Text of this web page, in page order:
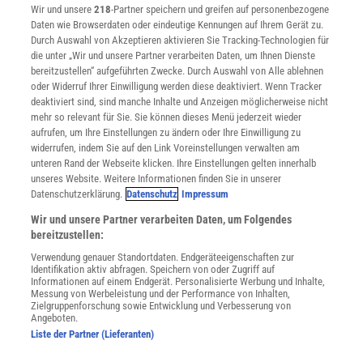
Widerruf
INFO
Mediadaten
Datenschutz
Nutzungsbedingungen
Cookie-Einstellungen
Utiq verwalten
Nutzungsbasierte Onlinewerbung
Alle Artikel
Impressum
Angebote für Schulen
Angebote für Institutionen
Sprachen lernen mit Gymglish
Lexika
Für Spektrum schreiben
Zugänglichkeitserklärung
WEBSEITEN
Wir und unsere218-Partner speichern und greifen auf personenbezogene
Daten wie Browserdaten oder eindeutige Kennungen auf Ihrem Gerät zu.
Durch Auswahl von Akzeptieren aktivieren Sie Tracking-Technologien für
die unter „Wir und unsere Partner verarbeiten Daten, um Ihnen Dienste
bereitzustellen“ aufgeführten Zwecke. Durch Auswahl von Alle ablehnen
oder Widerruf Ihrer Einwilligung werden diese deaktiviert. Wenn Tracker
deaktiviert sind, sind manche Inhalte und Anzeigen möglicherweise nicht
mehr so relevant für Sie. Sie können dieses Menü jederzeit wieder
aufrufen, um Ihre Einstellungen zu ändern oder Ihre Einwilligung zu
widerrufen, indem Sie auf den Link Voreinstellungen verwalten am
unteren Rand der Webseite klicken. Ihre Einstellungen gelten innerhalb
unseres Website. Weitere Informationen finden Sie in unserer
Datenschutzerklärung. Datenschutz Impressum
Wir und unsere Partner verarbeiten Daten, um Folgendes
bereitzustellen:
Verwendung genauer Standortdaten. Endgeräteeigenschaften zur
Identifikation aktiv abfragen. Speichern von oder Zugriff auf
Informationen auf einem Endgerät. Personalisierte Werbung und Inhalte,
Messung von Werbeleistung und der Performance von Inhalten,
Zielgruppenforschung sowie Entwicklung und Verbesserung von
Angeboten.
Liste der Partner (Lieferanten)